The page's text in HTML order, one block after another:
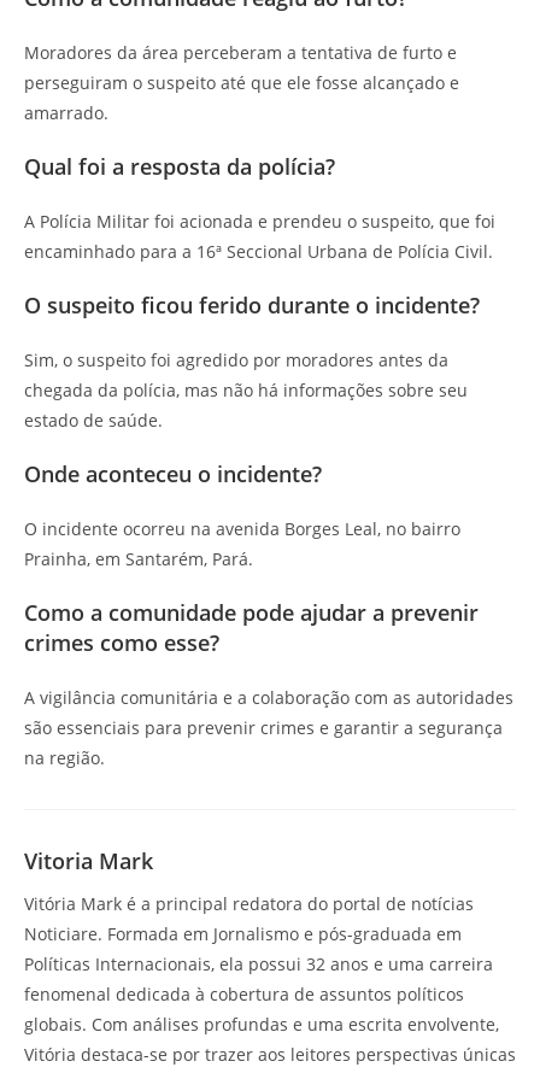
Moradores da área perceberam a tentativa de furto e
perseguiram o suspeito até que ele fosse alcançado e
amarrado.
Qual foi a resposta da polícia?
A Polícia Militar foi acionada e prendeu o suspeito, que foi
encaminhado para a 16ª Seccional Urbana de Polícia Civil.
O suspeito ficou ferido durante o incidente?
Sim, o suspeito foi agredido por moradores antes da
chegada da polícia, mas não há informações sobre seu
estado de saúde.
Onde aconteceu o incidente?
O incidente ocorreu na avenida Borges Leal, no bairro
Prainha, em Santarém, Pará.
Como a comunidade pode ajudar a prevenir
crimes como esse?
A vigilância comunitária e a colaboração com as autoridades
são essenciais para prevenir crimes e garantir a segurança
na região.
Vitoria Mark
Vitória Mark é a principal redatora do portal de notícias
Noticiare. Formada em Jornalismo e pós-graduada em
Políticas Internacionais, ela possui 32 anos e uma carreira
fenomenal dedicada à cobertura de assuntos políticos
globais. Com análises profundas e uma escrita envolvente,
Vitória destaca-se por trazer aos leitores perspectivas únicas